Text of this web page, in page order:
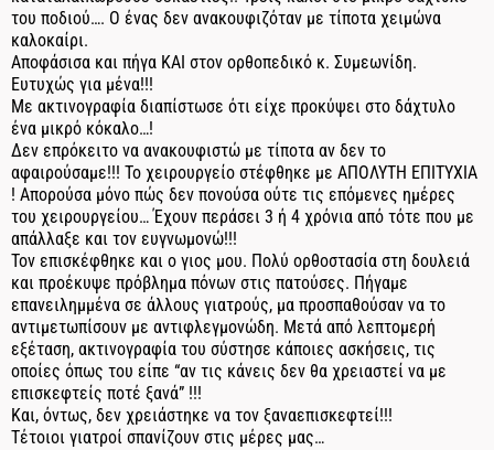
του ποδιού…. Ο ένας δεν ανακουφιζόταν με τίποτα χειμώνα
καλοκαίρι.
Αποφάσισα και πήγα ΚΑΙ στον ορθοπεδικό κ. Συμεωνίδη.
Ευτυχώς για μένα!!!
Με ακτινογραφία διαπίστωσε ότι είχε προκύψει στο δάχτυλο
ένα μικρό κόκαλο…!
Δεν επρόκειτο να ανακουφιστώ με τίποτα αν δεν το
αφαιρούσαμε!!! Το χειρουργείο στέφθηκε με ΑΠΟΛΥΤΗ ΕΠΙΤΥΧΙΑ
! Απορούσα μόνο πώς δεν πονούσα ούτε τις επόμενες ημέρες
του χειρουργείου… Έχουν περάσει 3 ή 4 χρόνια από τότε που με
απάλλαξε και τον ευγνωμονώ!!!
Τον επισκέφθηκε και ο γιος μου. Πολύ ορθοστασία στη δουλειά
και προέκυψε πρόβλημα πόνων στις πατούσες. Πήγαμε
επανειλημμένα σε άλλους γιατρούς, μα προσπαθούσαν να το
αντιμετωπίσουν με αντιφλεγμονώδη. Μετά από λεπτομερή
εξέταση, ακτινογραφία του σύστησε κάποιες ασκήσεις, τις
οποίες όπως του είπε “αν τις κάνεις δεν θα χρειαστεί να με
επισκεφτείς ποτέ ξανά” !!!
Και, όντως, δεν χρειάστηκε να τον ξαναεπισκεφτεί!!!
Τέτοιοι γιατροί σπανίζουν στις μέρες μας…